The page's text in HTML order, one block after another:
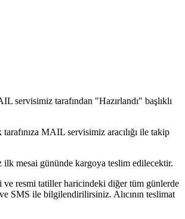
servisimiz tarafından "Hazırlandı" başlıklı
MAIL servisimiz aracılığı ile takip
ilk mesai gününde kargoya teslim edilecektir.
ve resmi tatiller haricindeki diğer tüm günlerde
SMS ile bilgilendirilirsiniz. Alıcının teslimat